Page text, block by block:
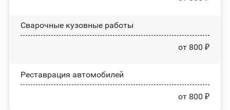
Сварочные кузовные работы
от 800 ₽
Реставрация автомобилей
от 800 ₽